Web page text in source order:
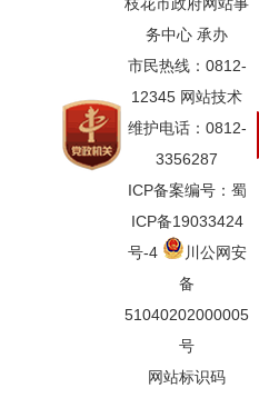
务中心 承办
市民热线：0812-
12345 网站技术
维护电话：0812-
3356287
ICP备案编号：蜀
ICP备19033424
号-4
川公网安
备
51040202000005
号
网站标识码